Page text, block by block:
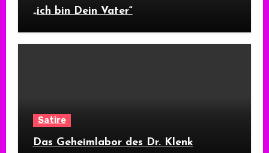
„ich bin Dein Vater“
Satire
Das Geheimlabor des Dr. Klenk